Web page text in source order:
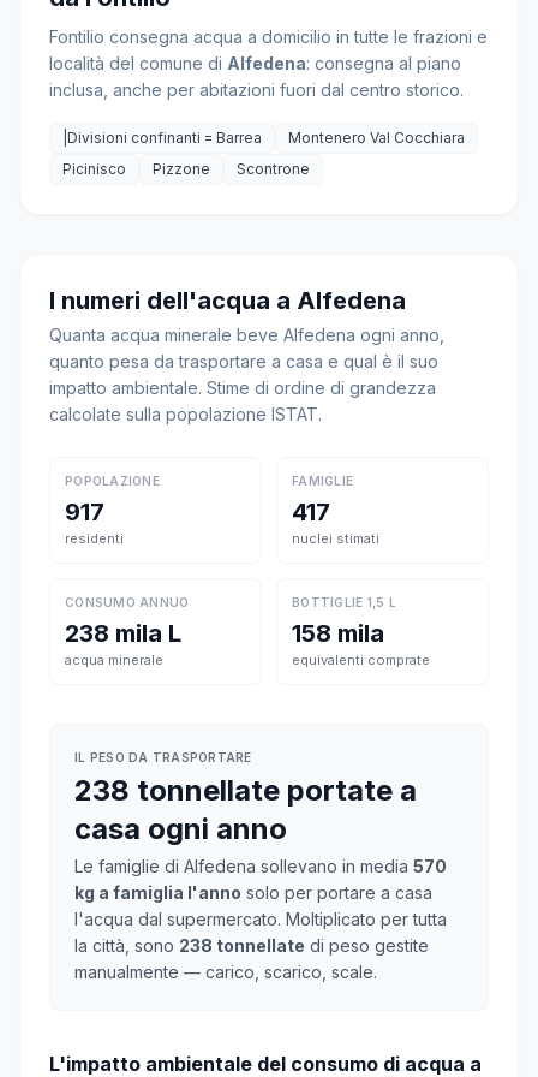
Fontilio consegna acqua a domicilio in tutte le frazioni e
località del comune di Alfedena: consegna al piano
inclusa, anche per abitazioni fuori dal centro storico.
|Divisioni confinanti = Barrea
Montenero Val Cocchiara
Picinisco
Pizzone Scontrone
I numeri dell'acqua a Alfedena
Quanta acqua minerale beve Alfedena ogni anno,
quanto pesa da trasportare a casa e qual è il suo
impatto ambientale. Stime di ordine di grandezza
calcolate sulla popolazione ISTAT.
POPOLAZIONE
917
residenti
FAMIGLIE
417
nuclei stimati
CONSUMO ANNUO
238 mila L
acqua minerale
BOTTIGLIE 1,5 L
158 mila
equivalenti comprate
IL PESO DA TRASPORTARE
238 tonnellate portate a
casa ogni anno
Le famiglie di Alfedena sollevano in media 570
kg a famiglia l'anno solo per portare a casa
l'acqua dal supermercato. Moltiplicato per tutta
la città, sono 238 tonnellate di peso gestite
manualmente — carico, scarico, scale.
L'impatto ambientale del consumo di acqua a